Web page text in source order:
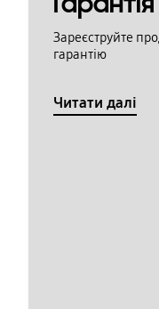
Зареєструйте
гарантію
Читати далі